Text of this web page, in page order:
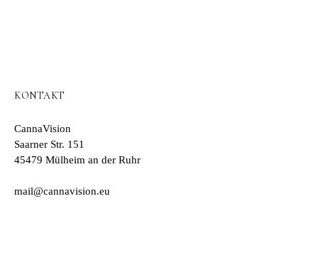
KONTAKT
CannaVision
Saarner Str. 151
45479 Mülheim an der Ruhr
mail@cannavision.eu